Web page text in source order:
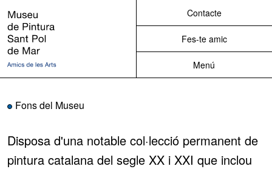
Museu de Pintura de Sant Pol de
Mar
Contacte
Fes-te amic
Menú
Fons del Museu
Disposa d'una notable col·lecció permanent de
pintura catalana del segle XX i XXI que inclou